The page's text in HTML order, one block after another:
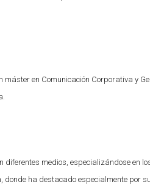
máster en Comunicación Corporativa y
medios, especializándose en
donde ha destacado especialmente por